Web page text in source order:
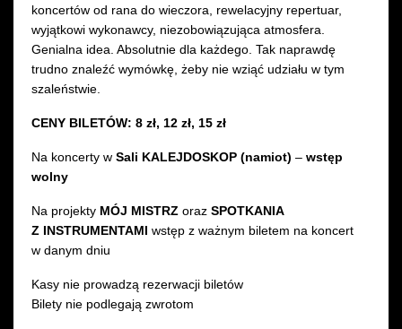
koncertów od rana do wieczora, rewelacyjny repertuar,
wyjątkowi wykonawcy, niezobowiązująca atmosfera.
Genialna idea. Absolutnie dla każdego. Tak naprawdę
trudno znaleźć wymówkę, żeby nie wziąć udziału w tym
szaleństwie.
CENY BILETÓW: 8 zł, 12 zł, 15 zł
Na koncerty w Sali KALEJDOSKOP (namiot) – wstęp
wolny
Na projekty MÓJ MISTRZ oraz SPOTKANIA
Z INSTRUMENTAMI wstęp z ważnym biletem na koncert
w danym dniu
Kasy nie prowadzą rezerwacji biletów
Bilety nie podlegają zwrotom